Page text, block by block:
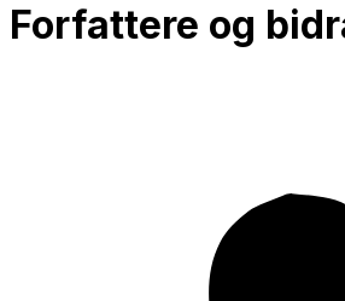
Forfattere og